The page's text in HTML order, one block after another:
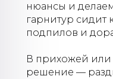
нюансы и
гарнитур сидит
подпилов и
В прихожей или
решение —